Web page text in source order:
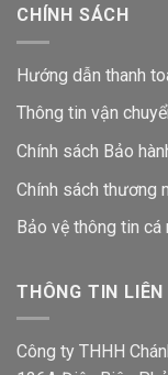
CHÍNH SÁCH
Hướng dẫn thanh
Thông tin vận
Chính sách Bảo
Chính sách thương
Bảo vệ thông tin cá
THÔNG TIN LIÊN
Công ty THHH